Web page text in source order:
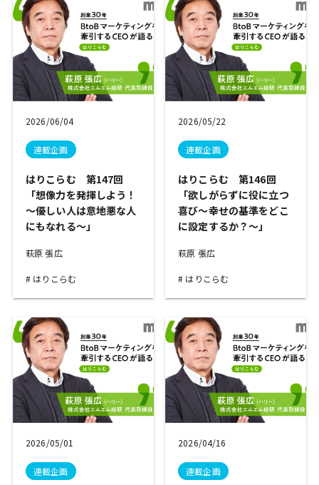
2026/06/04
連載企画
はりこらむ 第147回
「想像力を発揮しよう！
～優しい人は意地悪な人
にもなれる～」
萩原 張広
はりこらむ
2026/05/22
連載企画
はりこらむ 第146回
「欲しがらずに役に立つ
喜び～幸せの基準をどこ
に設定するか？～」
萩原 張広
はりこらむ
2026/05/01
連載企画
2026/04/16
連載企画